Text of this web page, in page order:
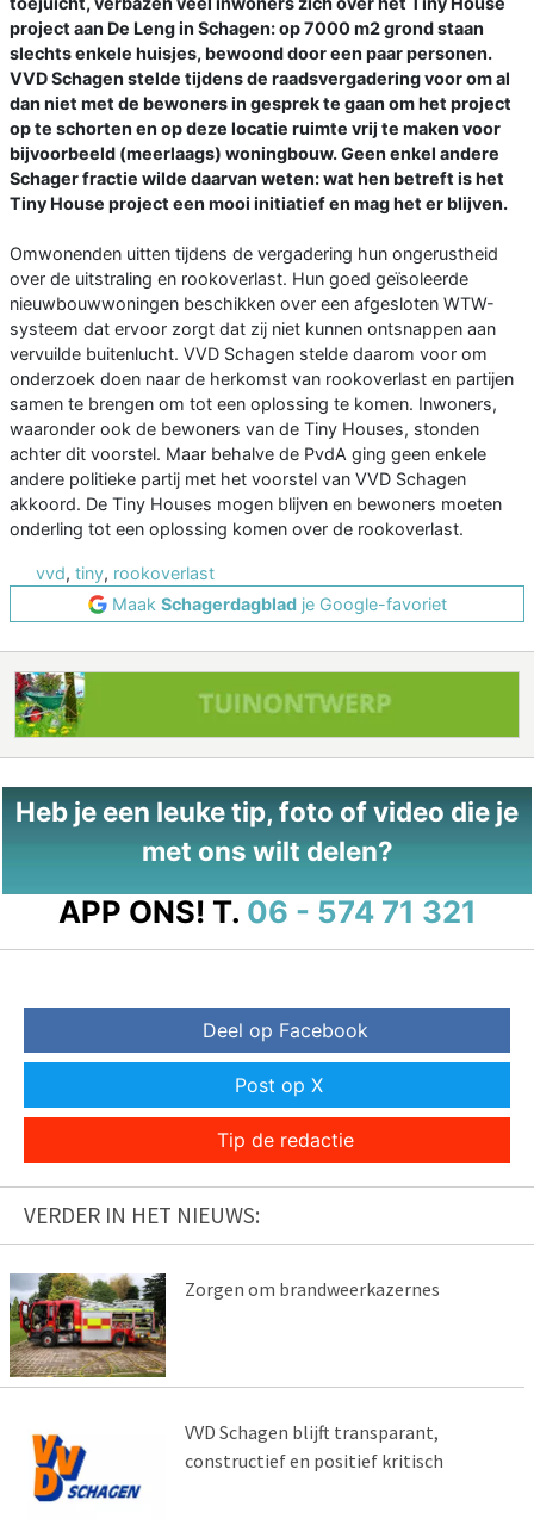
project aan De Leng in Schagen: op 7000 m2 grond staan
slechts enkele huisjes, bewoond door een paar personen.
VVD Schagen stelde tijdens de raadsvergadering voor om al
dan niet met de bewoners in gesprek te gaan om het project
op te schorten en op deze locatie ruimte vrij te maken voor
bijvoorbeeld (meerlaags) woningbouw. Geen enkel andere
Schager fractie wilde daarvan weten: wat hen betreft is het
Tiny House project een mooi initiatief en mag het er blijven.
Omwonenden uitten tijdens de vergadering hun ongerustheid
over de uitstraling en rookoverlast. Hun goed geïsoleerde
nieuwbouwwoningen beschikken over een afgesloten WTW-
systeem dat ervoor zorgt dat zij niet kunnen ontsnappen aan
vervuilde buitenlucht. VVD Schagen stelde daarom voor om
onderzoek doen naar de herkomst van rookoverlast en partijen
samen te brengen om tot een oplossing te komen. Inwoners,
waaronder ook de bewoners van de Tiny Houses, stonden
achter dit voorstel. Maar behalve de PvdA ging geen enkele
andere politieke partij met het voorstel van VVD Schagen
akkoord. De Tiny Houses mogen blijven en bewoners moeten
onderling tot een oplossing komen over de rookoverlast.
vvd, tiny, rookoverlast
Maak Schagerdagbladje Google-favoriet
Heb je een leuke tip, foto of video die je
met ons wilt delen?
APP ONS! T. 06 - 574 71 321
Deel op Facebook
Post op X
Tip de redactie
VERDER IN HET NIEUWS:
Zorgen om brandweerkazernes
VVD Schagen blijft transparant,
constructief en positief kritisch